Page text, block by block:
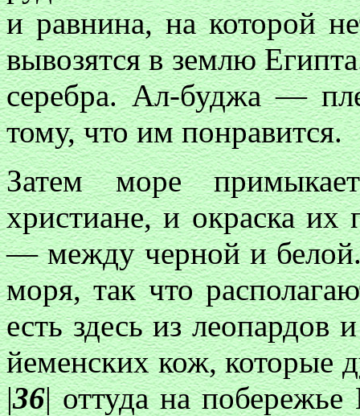
и равнина, на которой
вывозятся в землю
серебра. Ал-буджа —
тому, что им понравится.
Затем море
христиане, и окраска их
— между черной и белой.
моря, так что
есть здесь из
йеменских кож, которые
|36| оттуда на